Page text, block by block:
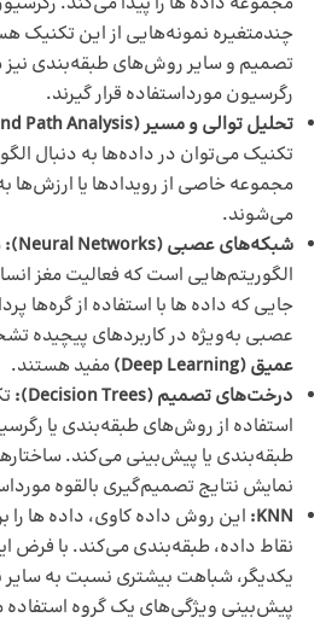
چندمتغیره نمونه‌هایی از این
تصمیم و سایر روش‌های طبقه‌بندی نیز
رگرسیون مورداستفاده قرار گیرند.
تحلیل توالی و مسیر (Path Analysis
تکنیک می‌توان در داده‌ها به دنبال
مجموعه خاصی از رویدادها یا ارزش‌ها
می‌شوند.
شبکه‌های عصبی (Neural Networks):
الگوریتم‌هایی است که فعالیت مغز
جایی که داده ها با استفاده از
عصبی به‌ویژه در کاربردهای پیچیده
عمیق (Deep Learning)
مفید هستند.
درخت‌های تصمیم (Decision Trees):
استفاده از روش‌های طبقه‌بندی یا
طبقه‌بندی یا پیش‌بینی می‌کند.
نمایش نتایج تصمیم‌گیری بالقوه
KNN: این روش داده کاوی، داده ها را
نقاط داده، طبقه‌بندی می‌کند. با فرض
پیش‌بینی ویژگی‌های یک گروه